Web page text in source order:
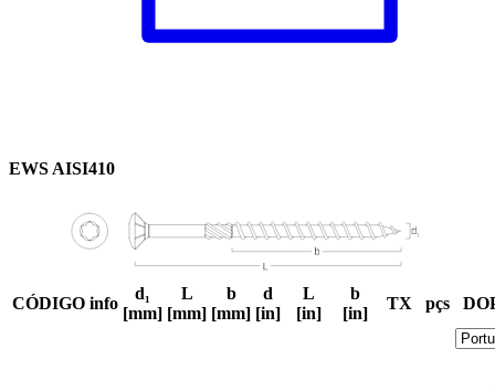
EWS AISI410
CÓDIGO info
d₁
[mm]
L
[mm]
b
[mm]
d
[in]
L
[in]
b
[in]
TX pçs